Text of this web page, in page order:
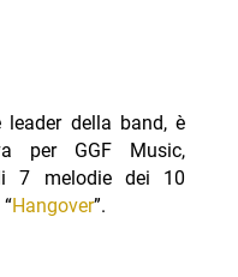
leader della band, è
per GGF Music,
7 melodie dei 10
Hangover”.